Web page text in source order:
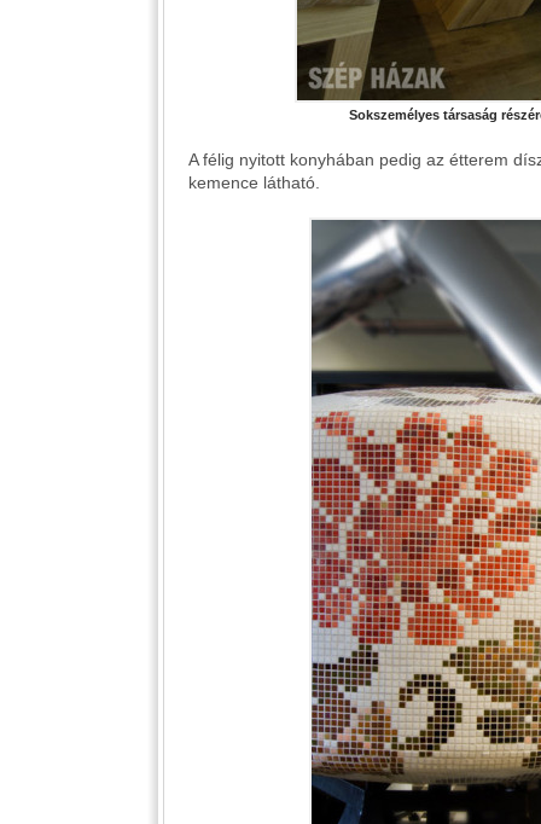
Sokszemélyes társaság
A félig nyitott konyhában pedig az étterem
kemence látható.